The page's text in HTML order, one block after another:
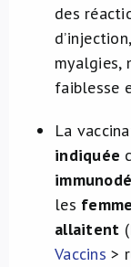
des
myalgies,
faiblesse
La
indiquée
les
allaitent
Vaccins >